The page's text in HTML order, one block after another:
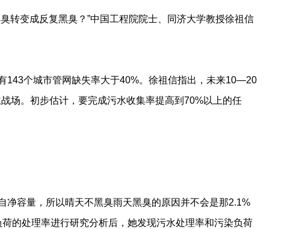
转变成反复黑臭？”中国工程院院士、同济大学教授徐祖信
143个城市管网缺失率大于40%。徐祖信指出，未来10—20
场。初步估计，要完成污水收集率提高到70%以上的任
容量，所以晴天不黑臭雨天黑臭的原因并不会是那2.1%
的处理率进行研究分析后，她发现污水处理率和污染负荷